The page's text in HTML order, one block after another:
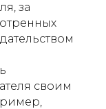
за
своим